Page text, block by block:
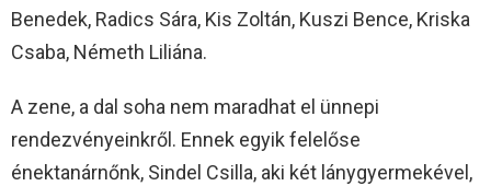
Benedek, Radics Sára, Kis Zoltán, Kuszi Bence, Kriska
Csaba, Németh Liliána.
A zene, a dal soha nem maradhat el ünnepi
rendezvényeinkről. Ennek egyik felelőse
énektanárnőnk, Sindel Csilla, aki két lánygyermekével,